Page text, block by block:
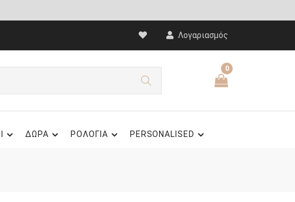
Λογαριασμός
0
ΔΩΡΑ ΡΟΛΟΓΙΑ PERSONALISED